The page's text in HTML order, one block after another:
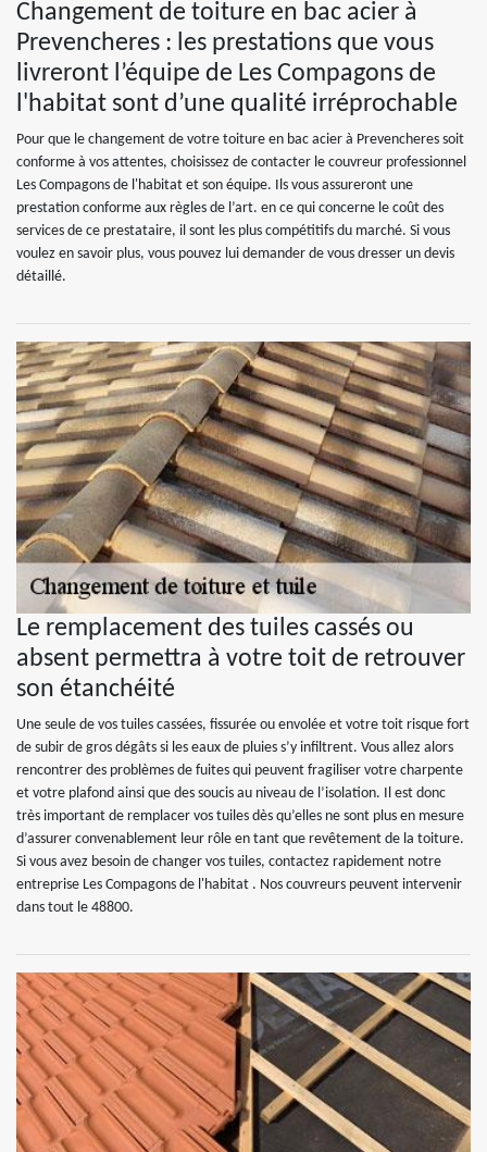
Changement de toiture en bac acier à
Prevencheres : les prestations que vous
livreront l’équipe de Les Compagons de
l'habitat sont d’une qualité irréprochable
Pour que le changement de votre toiture en bac acier à Prevencheres soit
conforme à vos attentes, choisissez de contacter le couvreur professionnel
Les Compagons de l'habitat et son équipe. Ils vous assureront une
prestation conforme aux règles de l’art. en ce qui concerne le coût des
services de ce prestataire, il sont les plus compétitifs du marché. Si vous
voulez en savoir plus, vous pouvez lui demander de vous dresser un devis
détaillé.
Le remplacement des tuiles cassés ou
absent permettra à votre toit de retrouver
son étanchéité
Une seule de vos tuiles cassées, fissurée ou envolée et votre toit risque fort
de subir de gros dégâts si les eaux de pluies s’y infiltrent. Vous allez alors
rencontrer des problèmes de fuites qui peuvent fragiliser votre charpente
et votre plafond ainsi que des soucis au niveau de l’isolation. Il est donc
très important de remplacer vos tuiles dès qu’elles ne sont plus en mesure
d’assurer convenablement leur rôle en tant que revêtement de la toiture.
Si vous avez besoin de changer vos tuiles, contactez rapidement notre
entreprise Les Compagons de l'habitat . Nos couvreurs peuvent intervenir
dans tout le 48800.